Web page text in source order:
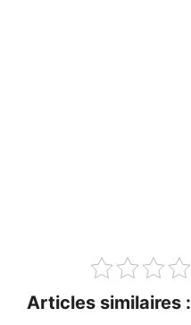
Articles similaires :